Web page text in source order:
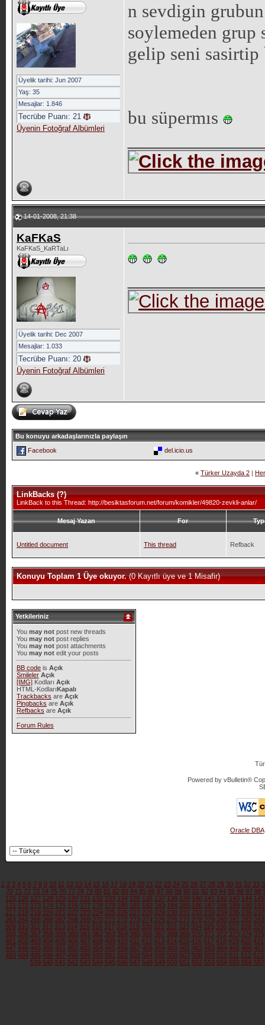
Üyelik tarihi: Jun 2007
Yaş: 35
Mesajlar: 1.846
Tecrübe Puanı: 21
Üyenin Fotoğraf Albümleri
n sevdigin
soylemeden grup
gelip seni
bu süpermıs
14-01-2008, 21:38
KaFKaS
KaFKaS_KaRTaLı
Üyelik tarihi: Dec 2007
Mesajlar: 1.033
Tecrübe Puanı: 20
Üyenin Fotoğraf Albümleri
Bu konuyu arkadaşlarınızla paylaşın
Facebook
del.icio.us
« Türker Uzayda 2|
LinkBacks (?)
LinkBack to this Thread: http://besiktasforum.net/forum/komikler/49820-zevkli-anlar/
Mesaj Yazan For
Untitled document This thread Refback
Konuyu Toplam 1 Üye okuyor.(0 Kayıtlı üye ve 1 Misafir)
Yetkileriniz
You may notpost new threads
You may notpost replies
You may notpost attachments
You may notedit your posts
BB codeis Açık
Smileler Açık
[IMG]Kodları Açık
HTML-KodlarıKapalı
Trackbacks are Açık
Pingbacks are Açık
Refbacks are Açık
Forum Rules
Powered by vBulletin®
Oracle DBA
1 2 3 4 5 6 7 8 9 10 11 12 13 14 15 16 17 18 19 20 21 22 23 24 25 26 27 28 29 30 31 32 33
70 71 72 73 74 75 76 77 78 79 80 81 82 83 84 85 86 87 88 89 90 91 92 93 94 95 96 97 98
125 126 127 128 129 130 131 132 133 134 135 136 137 138 139 140 141 142 143 144 145
171 172 173 174 175 176 177 178 179 180 181 182 183 184 185 186 187 188 189 190 191
217 218 219 220 221 222 223 224 225 226 227 228 229 230 231 232 233 234 235 236 237
263 264 265 266 267 268 269 270 271 272 273 274 275 276 277 278 279 280 281 282 283
309 310 311 312 313 314 315 316 317 318 319 320 321 322 323 324 325 326 327 328 329
355 356 357 358 359 360 361 362 363 364 365 366 367 368 369 370 371 372 373 374 375
401 402 403 404 405 406 407 408 409 410 411 412 413 414 415 416 417 418 419 420 421
447 448 449 450 451 452 453 454 455 456 457 458 459 460 461 462 463 464 465 466 467
493 494 495 496 497 498 499 500 501 502 503 504 505 506 507 508 509 510 511 512 513
539 540 541 542 543 544 545 546 547 548 549 550 551 552 553 554 555 556 557